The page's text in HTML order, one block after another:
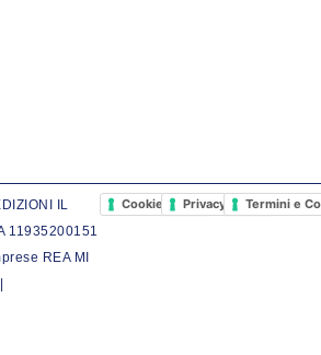
IL
11935200151
REA MI
Cookie PolicyPrivacy PolicyTermini e